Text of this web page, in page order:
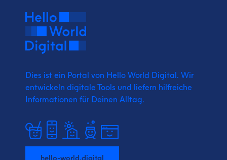
Dies ist ein Portal von Hello World Digital. Wir
entwickeln digitale Tools und liefern hilfreiche
Informationen für Deinen Alltag.
hello-world.digital